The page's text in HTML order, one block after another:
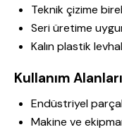
Teknik çizime
Seri üretime
Kalın plastik
Kullanım Alanları
Endüstriyel
Makine ve